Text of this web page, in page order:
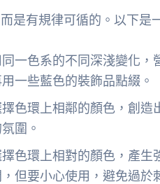
是有規律可循的。以下是
一色系的不同深淺變化，
一些藍色的裝飾品點綴。
色環上相鄰的顏色，創造
圍。
色環上相對的顏色，產生
但要小心使用，避免過於